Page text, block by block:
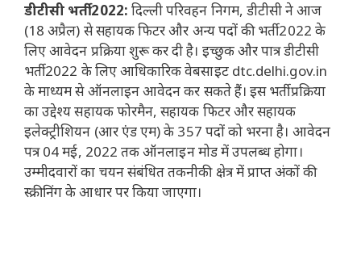
डीटीसी भर्ती 2022: दिल्ली परिवहन निगम, डीटीसी ने आज
(18 अप्रैल) से सहायक फिटर और अन्य पदों की भर्ती 2022 के
लिए आवेदन प्रक्रिया शुरू कर दी है। इच्छुक और पात्र डीटीसी
भर्ती 2022 के लिए आधिकारिक वेबसाइट dtc.delhi.gov.in
के माध्यम से ऑनलाइन आवेदन कर सकते हैं। इस भर्ती प्रक्रिया
का उद्देश्य सहायक फोरमैन, सहायक फिटर और सहायक
इलेक्ट्रीशियन (आर एंड एम) के 357 पदों को भरना है। आवेदन
पत्र 04 मई, 2022 तक ऑनलाइन मोड में उपलब्ध होगा।
उम्मीदवारों का चयन संबंधित तकनीकी क्षेत्र में प्राप्त अंकों की
स्क्रीनिंग के आधार पर किया जाएगा।